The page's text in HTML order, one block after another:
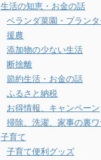
生活の知恵・お金の話
ベランダ菜園・プラン
援農
添加物の少ない生活
断捨離
節約生活・お金の話
ふるさと納税
お得情報、キャンペーン
掃除、洗濯、家事の裏
子育て
子育て便利グッズ